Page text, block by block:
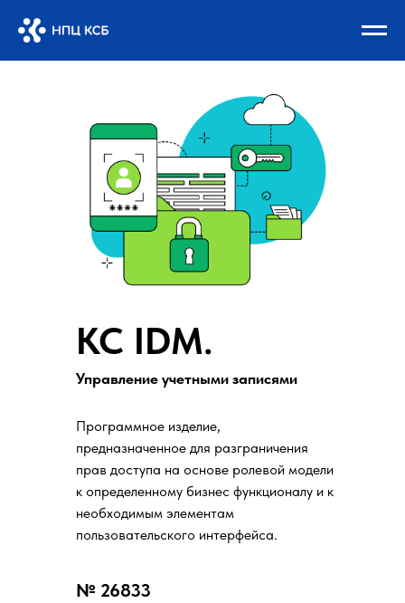
Программное изделие,
предназначенное для разграничения
прав доступа на основе ролевой модели
к определенному бизнес функционалу и к
необходимым элементам
пользовательского интерфейса.
КС IDM.
Управление учетными записями
№ 26833